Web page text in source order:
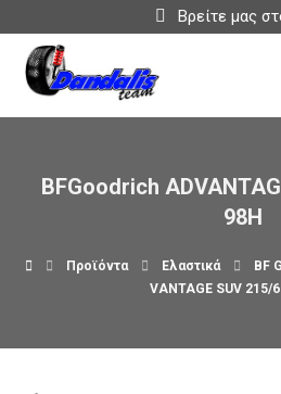
Βρείτε μας
BFGoodrich
98H
Προϊόντα Ελαστικά BF
VANTAGE SUV 215/